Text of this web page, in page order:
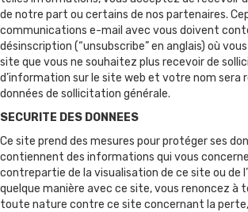
de notre part ou certains de nos partenaires.
communications e-mail avec vous doivent
désinscription (“unsubscribe” en anglais) où
site que vous ne souhaitez plus recevoir de
d’information sur le site web et votre nom sera
données de sollicitation générale.
SECURITE DES DONNEES
Ce site prend des mesures pour protéger ses
contiennent des informations qui vous
contrepartie de la visualisation de ce site ou de
quelque manière avec ce site, vous renoncez à
toute nature contre ce site concernant la perte,